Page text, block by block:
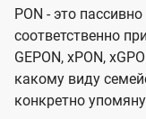
PON - это
соответственно
GEPON, xPON,
какому виду
конкретно